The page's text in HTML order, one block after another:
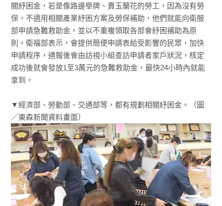
關紓困金，若是像路邊舉牌、賣玉蘭花的勞工，因為沒有勞
保，不適用相關產業紓困方案及勞保補助，他們就能向衛服
部申請急難救助金，並以不重複領取各部會紓困補助為原
則。衛福部表示，會提供簡便申請表給受影響的民眾，加快
申請程序，通報後會由訪視小組查訪申請者家戶狀況，核定
成功後就會發放1至3萬元的急難救助金，最快24小時內就能
拿到。
▼經濟部、勞動部、交通部等，都有規劃相關紓困金。（圖
／東森新聞資料畫面）